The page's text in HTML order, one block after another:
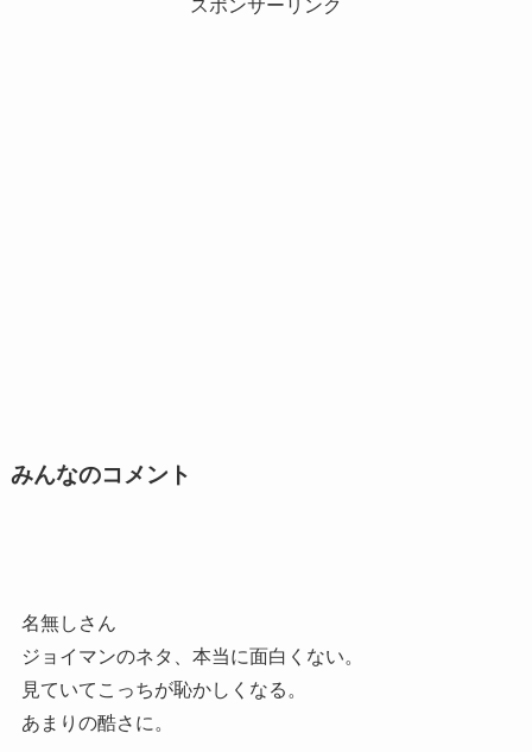
スポンサーリンク
みんなのコメント
名無しさん
ジョイマンのネタ、本当に面白くない。
見ていてこっちが恥かしくなる。
あまりの酷さに。